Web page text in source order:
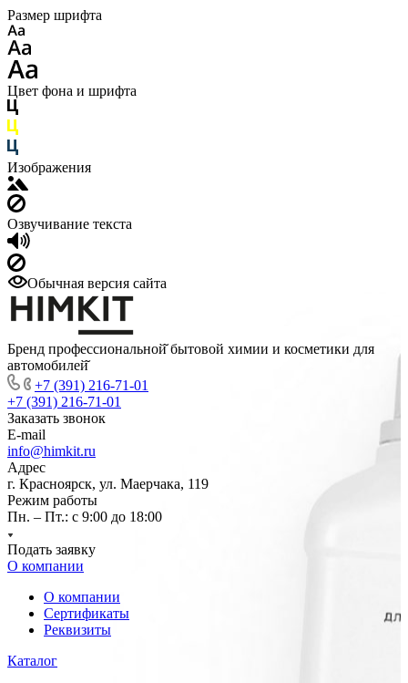
Размер шрифта
Цвет фона и шрифта
Изображения
Озвучивание текста
Обычная версия сайта
Бренд профессиональной̆ бытовой химии и косметики для
автомобилей̆
+7 (391) 216-71-01
+7 (391) 216-71-01
Заказать звонок
E-mail
info@himkit.ru
Адрес
г. Красноярск, ул. Маерчака, 119
Режим работы
Пн. – Пт.: с 9:00 до 18:00
Подать заявку
О компании
О компании
Сертификаты
Реквизиты
Каталог